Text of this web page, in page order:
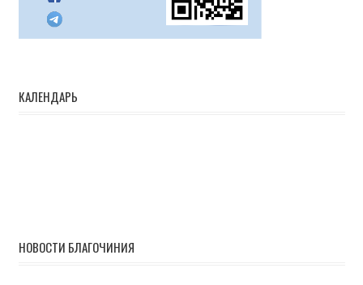
КАЛЕНДАРЬ
НОВОСТИ БЛАГОЧИНИЯ